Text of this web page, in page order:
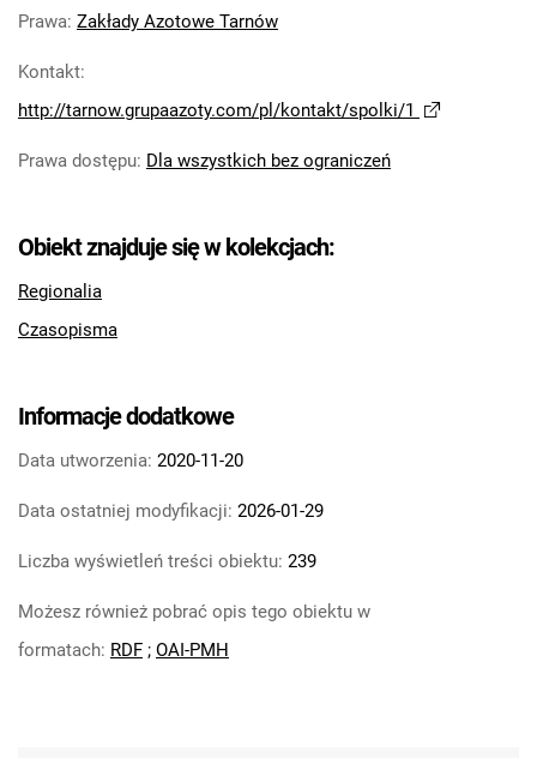
Robotniczego Zakładów Azotowych im.
Robotniczego Zakładów Azotowych im.
Tarnowskie Azoty : Organ Samorządu
Feliksa Dzierżyńskiego. 1968, nr 14
Feliksa Dzierżyńskiego. 1968, nr 15
Feliksa Dzierżyńskiego. 1968, nr 16
Tarnowskie Azoty : Organ Samorządu
Feliksa Dzierżyńskiego. 1968, nr 17
Tarnowskie Azoty : Organ Samorządu
Feliksa Dzierżyńskiego. 1968, nr 18
Tarnowskie Azoty : Organ Samorządu
Prawa: Zakłady Azotowe Tarnów
Kontakt:
http://tarnow.grupaazoty.com/pl/kontakt/spolki/1
Prawa dostępu: Dla wszystkich bez ograniczeń
Obiekt znajduje się w kolekcjach:
Regionalia
Czasopisma
Informacje dodatkowe
Data utworzenia: 2020-11-20
Data ostatniej modyfikacji: 2026-01-29
Liczba wyświetleń treści obiektu: 239
Możesz również pobrać opis tego obiektu w
formatach: RDF ; OAI-PMH